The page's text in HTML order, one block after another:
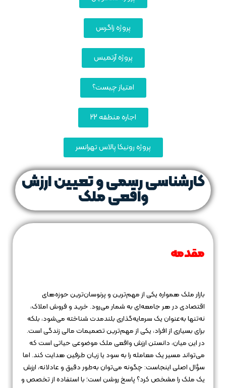
پروژه زاگرس
پروژه آرتمیس
امتیاز چیست؟
اجاره منطقه 22
پروژه رونیکا پالاس تهرانسر
کارشناسی رسمی و تعیین ارزش
واقعی ملک
مقدمه
بازار ملک همواره یکی از مهم‌ترین و پرنوسان‌ترین حوزه‌های
اقتصادی در هر جامعه‌ای به شمار می‌رود. خرید و فروش املاک،
نه‌تنها به‌عنوان یک سرمایه‌گذاری بلندمدت شناخته می‌شود، بلکه
برای بسیاری از افراد، یکی از مهم‌ترین تصمیمات مالی زندگی است.
در این میان، دانستن ارزش واقعی ملک موضوعی حیاتی است که
می‌تواند مسیر یک معامله را به سود یا زیان طرفین هدایت کند. اما
سؤال اصلی اینجاست: چگونه می‌توان به‌طور دقیق و عادلانه، ارزش
یک ملک را مشخص کرد؟ پاسخ روشن است؛ با استفاده از تخصص و